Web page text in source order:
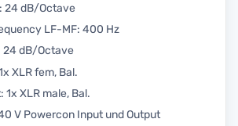
24 dB/Octave
LF-MF: 400 Hz
24 dB/Octave
XLR fem, Bal.
1x XLR male, Bal.
V Powercon Input und Output